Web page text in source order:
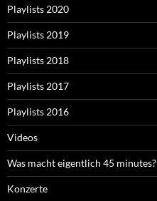
Playlists 2020
Playlists 2019
Playlists 2018
Playlists 2017
Playlists 2016
Videos
Was macht eigentlich 45 minutes?
Konzerte